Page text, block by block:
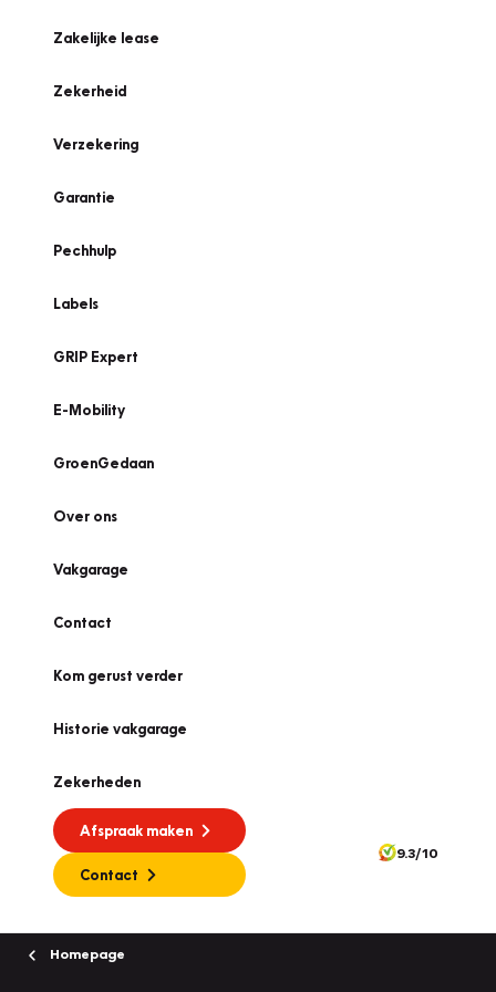
Zakelijke lease
Zekerheid
Verzekering
Garantie
Pechhulp
Labels
GRIP Expert
E-Mobility
GroenGedaan
Over ons
Vakgarage
Contact
Kom gerust verder
Historie vakgarage
Zekerheden
Afspraak maken
Contact
9.3/10
Homepage